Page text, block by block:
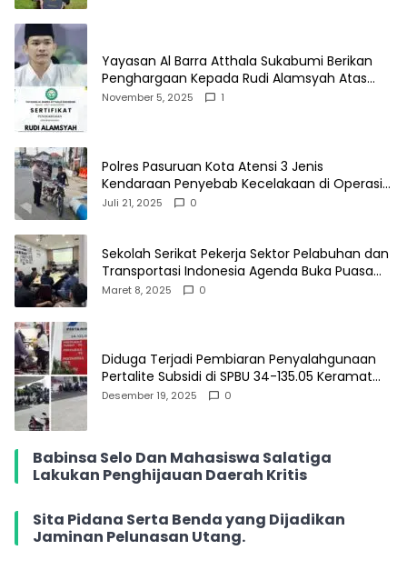
Yayasan Al Barra Atthala Sukabumi Berikan
Penghargaan Kepada Rudi Alamsyah Atas
Kontribusi Sosial dan Kemasyarakatan
November 5, 2025 1
Polres Pasuruan Kota Atensi 3 Jenis
Kendaraan Penyebab Kecelakaan di Operasi
Patuh Semeru 2025
Juli 21, 2025 0
Sekolah Serikat Pekerja Sektor Pelabuhan dan
Transportasi Indonesia Agenda Buka Puasa
Bersama
Maret 8, 2025 0
Diduga Terjadi Pembiaran Penyalahgunaan
Pertalite Subsidi di SPBU 34-135.05 Keramat
Jati, Penimbun Bebas Bertransaksi
Desember 19, 2025 0
Babinsa Selo Dan Mahasiswa Salatiga
Lakukan Penghijauan Daerah Kritis
Sita Pidana Serta Benda yang Dijadikan
Jaminan Pelunasan Utang.